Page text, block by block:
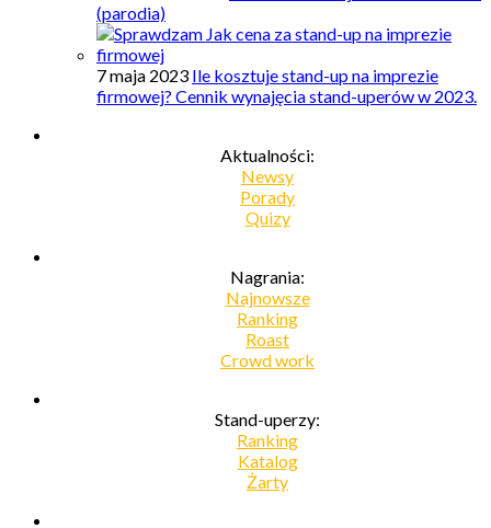
(parodia)
7 maja 2023 Ile kosztuje stand-up na imprezie
firmowej? Cennik wynajęcia stand-uperów w 2023.
Aktualności:
Newsy
Porady
Quizy
Nagrania:
Najnowsze
Ranking
Roast
Crowd work
Stand-uperzy:
Ranking
Katalog
Żarty